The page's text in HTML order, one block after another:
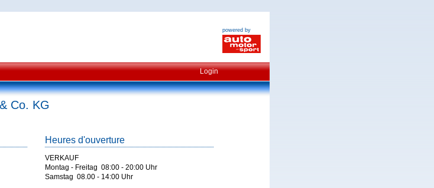
powered by
Login
Co. KG
Heures d'ouverture
VERKAUF
Montag - Freitag 08:00 - 20:00 Uhr
Samstag 08.00 - 14:00 Uhr